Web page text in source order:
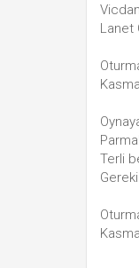
Lanet
Terli